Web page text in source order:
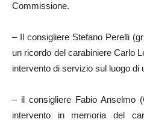
Commissione.
– Il consigliere Stefano Perelli
un ricordo del carabiniere Carlo
intervento di servizio sul luogo di
– il consigliere Fabio Anselmo
intervento in memoria del